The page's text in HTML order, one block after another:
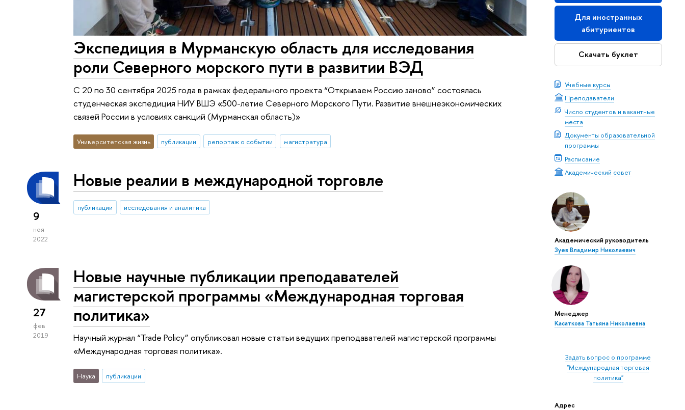
Для иностранных
абитуриентов
Скачать буклет
Учебные курсы
Преподаватели
Число студентов и вакантные
места
Документы образовательной
программы
Расписание
Академический совет
Академический руководитель
Зуев Владимир Николаевич
Менеджер
Касаткова Татьяна Николаевна
Задать вопрос о программе
"Международная торговая
политика"
Адрес
Экспедиция в Мурманскую область для исследования
роли Северного морского пути в развитии ВЭД
С 20 по 30 сентября 2025 года в рамках федерального проекта “Открываем Россию заново” состоялась
студенческая экспедиция НИУ ВШЭ «500-летие Северного Морского Пути. Развитие внешнеэкономических
связей России в условиях санкций (Мурманская область)»
Университетская жизнь публикации репортаж о событии магистратура
9
ноя
2022
Новые реалии в международной торговле
публикации исследования и аналитика
27
фев
2019
Новые научные публикации преподавателей
магистерской программы «Международная торговая
политика»
Научный журнал “Trade Policy” опубликовал новые статьи ведущих преподавателей магистерской программы
«Международная торговая политика».
Наука публикации